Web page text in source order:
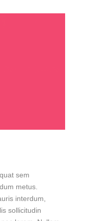
sem
metus.
interdum,
sollicitudin